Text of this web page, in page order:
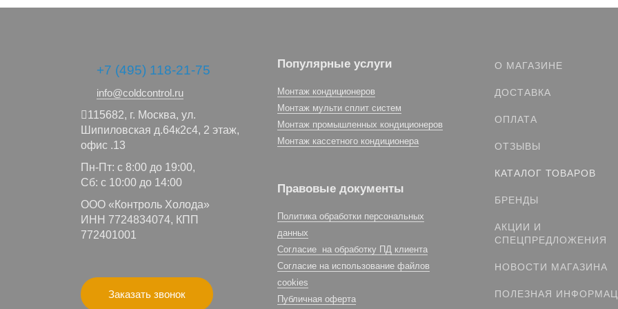
+7 (495) 118-21-75
info@coldcontrol.ru
115682, г. Москва, ул.
Шипиловская д.64к2с4, 2 этаж,
офис .13
Пн-Пт: с 8:00 до 19:00,
Сб: с 10:00 до 14:00
ООО «Контроль Холода»
ИНН 7724834074, КПП
772401001
Заказать звонок
Популярные услуги
Монтаж кондиционеров
Монтаж мульти сплит систем
Монтаж промышленных кондиционеров
Монтаж кассетного кондиционера
Правовые документы
Политика обработки персональных
данных
Согласие на обработку ПД клиента
Согласие на использование файлов
cookies
Публичная оферта
О МАГАЗИНЕ
ДОСТАВКА
ОПЛАТА
ОТЗЫВЫ
КАТАЛОГ ТОВАРОВ
БРЕНДЫ
АКЦИИ И
СПЕЦПРЕДЛОЖЕНИЯ
НОВОСТИ МАГАЗИНА
ПОЛЕЗНАЯ